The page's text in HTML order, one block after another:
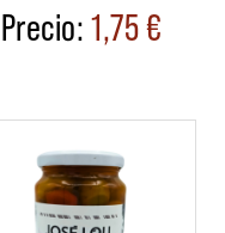
1,75€